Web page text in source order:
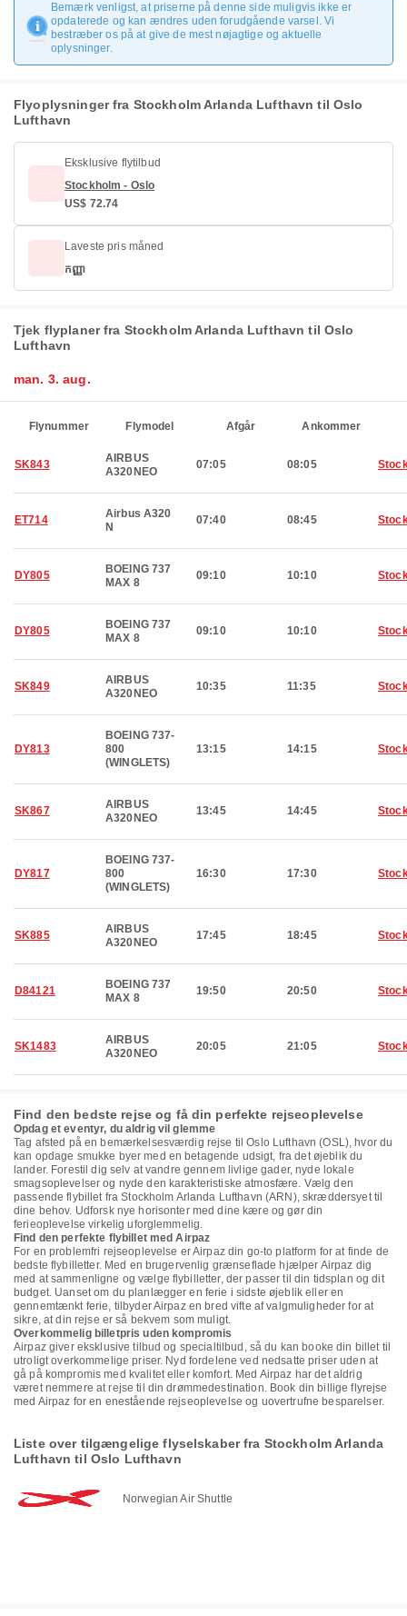
Bemærk venligst, at priserne på denne side muligvis ikke er
opdaterede og kan ændres uden forudgående varsel. Vi
bestræber os på at give de mest nøjagtige og aktuelle
oplysninger.
Flyoplysninger fra Stockholm Arlanda Lufthavn til Oslo
Lufthavn
Eksklusive flytilbud
Stockholm - Oslo
US$ 72.74
Laveste pris måned
កញ្ញា
Tjek flyplaner fra Stockholm Arlanda Lufthavn til Oslo
Lufthavn
man. 3. aug.
Flynummer Flymodel Afgår Ankommer
SK843
AIRBUS
A320NEO
07:05 08:05
ET714
Airbus A320
N
07:40 08:45
DY805
BOEING 737
MAX 8
09:10 10:10
DY805
BOEING 737
MAX 8
09:10 10:10
SK849
AIRBUS
A320NEO
10:35 11:35
DY813
BOEING 737-
800
(WINGLETS)
13:15 14:15
SK867
AIRBUS
A320NEO
13:45 14:45
DY817
BOEING 737-
800
(WINGLETS)
16:30 17:30
SK885
AIRBUS
A320NEO
17:45 18:45
D84121
BOEING 737
MAX 8
19:50 20:50
SK1483
AIRBUS
A320NEO
20:05 21:05
Find den bedste rejse og få din perfekte rejseoplevelse
Opdag et eventyr, du aldrig vil glemme
Tag afsted på en bemærkelsesværdig rejse til Oslo Lufthavn (OSL), hvor du
kan opdage smukke byer med en betagende udsigt, fra det øjeblik du
lander. Forestil dig selv at vandre gennem livlige gader, nyde lokale
smagsoplevelser og nyde den karakteristiske atmosfære. Vælg den
passende flybillet fra Stockholm Arlanda Lufthavn (ARN), skræddersyet til
dine behov. Udforsk nye horisonter med dine kære og gør din
ferieoplevelse virkelig uforglemmelig.
Find den perfekte flybillet med Airpaz
For en problemfri rejseoplevelse er Airpaz din go-to platform for at finde de
bedste flybilletter. Med en brugervenlig grænseflade hjælper Airpaz dig
med at sammenligne og vælge flybilletter, der passer til din tidsplan og dit
budget. Uanset om du planlægger en ferie i sidste øjeblik eller en
gennemtænkt ferie, tilbyder Airpaz en bred vifte af valgmuligheder for at
sikre, at din rejse er så bekvem som muligt.
Overkommelig billetpris uden kompromis
Airpaz giver eksklusive tilbud og specialtilbud, så du kan booke din billet til
utroligt overkommelige priser. Nyd fordelene ved nedsatte priser uden at
gå på kompromis med kvalitet eller komfort. Med Airpaz har det aldrig
været nemmere at rejse til din drømmedestination. Book din billige flyrejse
med Airpaz for en enestående rejseoplevelse og uovertrufne besparelser.
Liste over tilgængelige flyselskaber fra Stockholm Arlanda
Lufthavn til Oslo Lufthavn
Norwegian Air Shuttle